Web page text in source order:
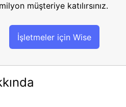
müşteriye katılırsınız.
İşletmeler için Wise